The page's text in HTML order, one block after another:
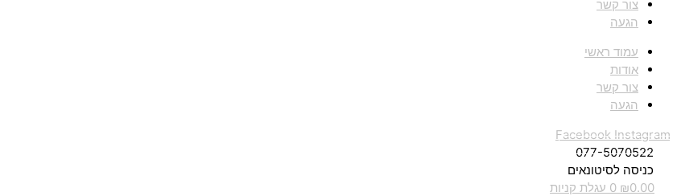
צור קשר
הגעה
עמוד ראשי
אודות
צור קשר
הגעה
Facebook Instagram
077-5070522
כניסה לסיטונאים
₪0.00
0 עגלת קניות